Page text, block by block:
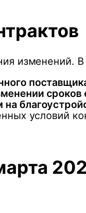
изменений. В
сроков
условий